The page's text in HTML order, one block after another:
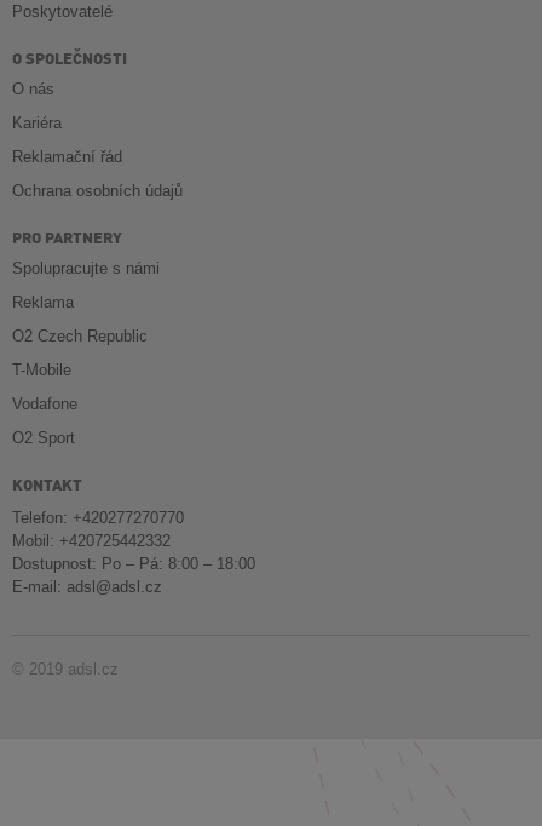
Poskytovatelé
O SPOLEČNOSTI
O nás
Kariéra
Reklamační řád
Ochrana osobních údajů
PRO PARTNERY
Spolupracujte s námi
Reklama
O2 Czech Republic
T-Mobile
Vodafone
O2 Sport
KONTAKT
Telefon: +420277270770
Mobil: +420725442332
Dostupnost: Po – Pá: 8:00 – 18:00
E-mail: adsl@adsl.cz
© 2019 adsl.cz